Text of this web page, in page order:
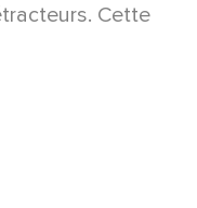
Cette